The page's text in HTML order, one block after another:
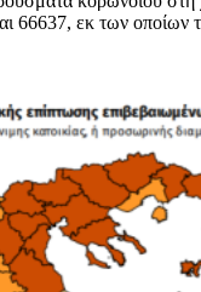
66637, εκ των οποίων